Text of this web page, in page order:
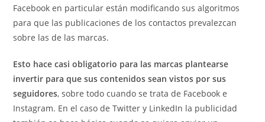
Facebook en particular están modificando sus algoritmos
para que las publicaciones de los contactos prevalezcan
sobre las de las marcas.
Esto hace casi obligatorio para las marcas plantearse
invertir para que sus contenidos sean vistos por sus
seguidores, sobre todo cuando se trata de Facebook e
Instagram. En el caso de Twitter y LinkedIn la publicidad